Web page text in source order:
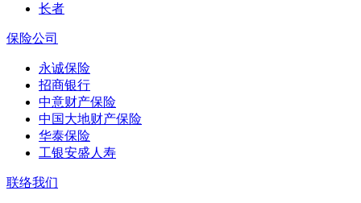
长者
保险公司
永诚保险
招商银行
中意财产保险
中国大地财产保险
华泰保险
工银安盛人寿
联络我们